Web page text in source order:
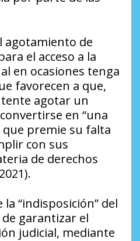
agotamiento de
el acceso a la
en ocasiones tenga
favorecen a que,
agotar un
en “una
que premie su falta
con sus
de derechos
“indisposición” del
garantizar el
judicial, mediante